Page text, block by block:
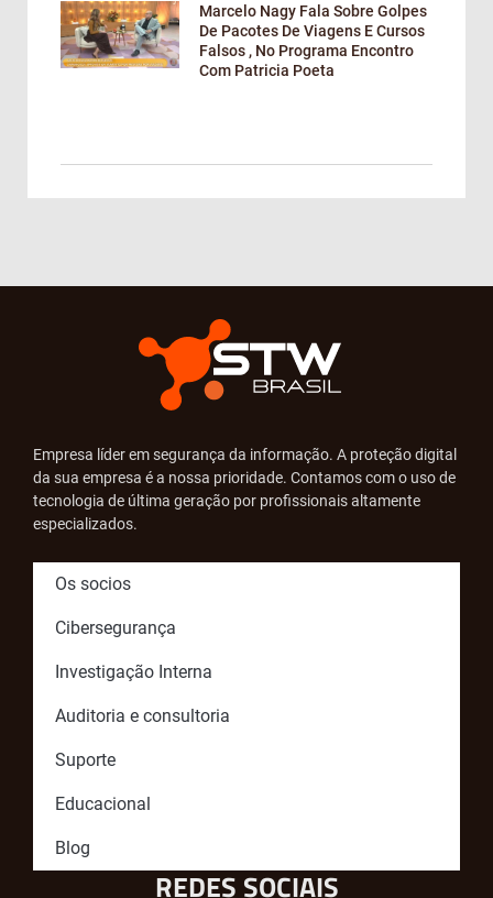
Marcelo Nagy Fala Sobre Golpes
De Pacotes De Viagens E Cursos
Falsos , No Programa Encontro
Com Patricia Poeta
Empresa líder em segurança da informação. A proteção digital
da sua empresa é a nossa prioridade. Contamos com o uso de
tecnologia de última geração por profissionais altamente
especializados.
Os socios
Cibersegurança
Investigação Interna
Auditoria e consultoria
Suporte
Educacional
Blog
REDES SOCIAIS